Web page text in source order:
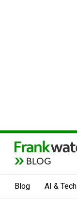
BLOG
Blog AI & Tech